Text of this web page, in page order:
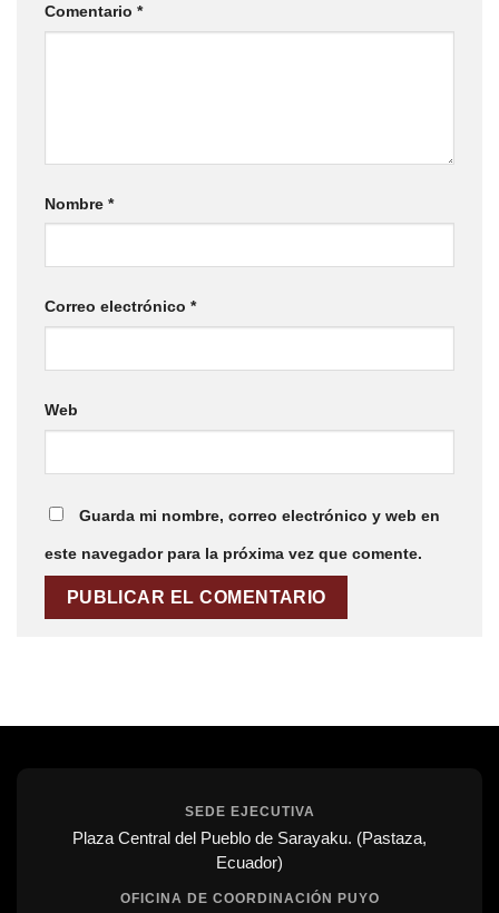
Comentario *
Nombre *
Correo electrónico *
Web
Guarda mi nombre, correo electrónico y web en
este navegador para la próxima vez que comente.
SEDE EJECUTIVA
Plaza Central del Pueblo de Sarayaku. (Pastaza,
Ecuador)
OFICINA DE COORDINACIÓN PUYO